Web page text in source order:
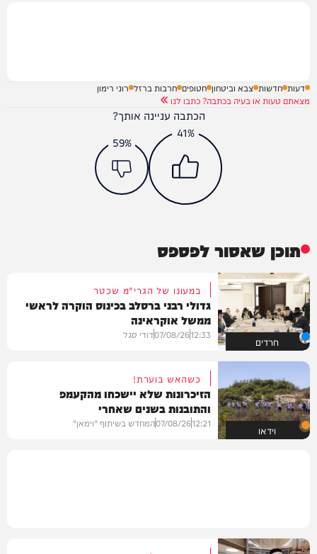
דעות חדשות צבא וביטחון חטופים חרבות ברזל רוני רימון
מצאתם טעות או בעיה בכתבה? כתבו לנו
הכתבה עניינה אותך?
41%
59%
תוכן שאסור לפספס
חרדים
במעונו של הגרי"מ שכטר
גדולי רבני ברסלב בכינוס הוקרה לראשי
ממשל אוקראינה
12:33
07/08/26דודי סגל
וידאו
כשהאש בוערת!
הזיכרונות שלא יישכחו מהקעמפ
והתובנות בשנים שאחרי
12:21
07/08/26המחדש בשיתוף "וימאן"